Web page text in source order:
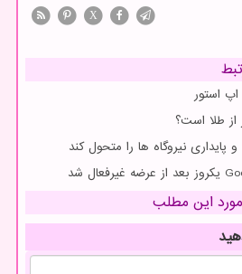
X
استور
از طلا است؟
و پایداری نیروگاه ها را متحول کند
این مطلب